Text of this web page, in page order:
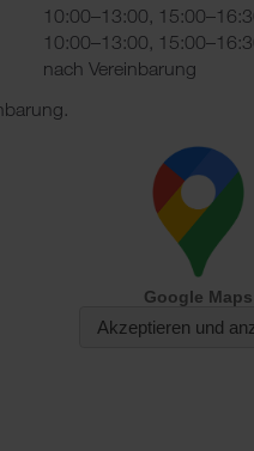
10:00–13:00,
10:00–13:00,
nach Vereinbarung